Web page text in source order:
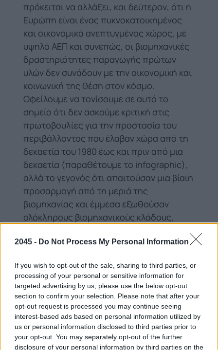
2045 - Do Not Process My Personal Information
If you wish to opt-out of the sale, sharing to third parties, or
processing of your personal or sensitive information for
targeted advertising by us, please use the below opt-out
section to confirm your selection. Please note that after your
opt-out request is processed you may continue seeing
interest-based ads based on personal information utilized by
us or personal information disclosed to third parties prior to
your opt-out. You may separately opt-out of the further
disclosure of your personal information by third parties on the
πρόκειται να αλλάξει, και δεύτερον, ότι η
Ευρώπη είναι ένας πυκνοκατοικημένος
και οικονομικά ανεπτυγμένος χώρος, με
υψηλό ΑΕΠ και συνεπώς, οι βιομηχανικές
δραστηριότητες παραγωγής πρώτων
υλών δεν συνάδουν με την οικονομική και
κοινωνική της θέση στον κόσμο.
Οφείλουμε να τονίσουμε σε αυτό το
σημείο ότι δεν ασκούμε κριτική στις
πρωτοβουλίες για την προστασία του
περιβάλλοντος που έλαβαν χώρα από τη
δεκαετία του 1980 έως και πριν από μια
δεκαετία (παραθέτουμε το infographic),
αλλά το γεγονός ότι απαιτούσαν μια βίαιη
προσαρμογή από τη μεριά της
βιομηχανίας και έμμεσα εξωθούσαν
ολόκληρους βιομηχανικούς κλάδους,
εγκαταλείψουν την Ευρώπη. Εξαιτίας
Ευρώπη οδηγήθηκε στο να διασφαλίζει
τις πρώτες ύλες από χώρες του
εξωτερικού που βρίσκονταν, σε σχέση με
εκείνη, σε ένα χαμηλότερο στάδιο
ανάπτυξης της οικονομίας τους»
αναφέρει ο κ. Πάνιας στην επικοινωνία